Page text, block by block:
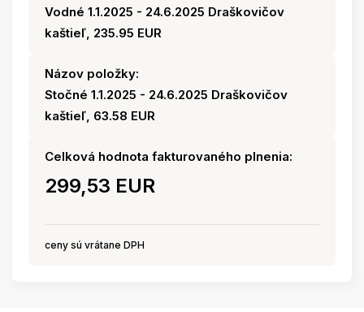
Vodné 1.1.2025 - 24.6.2025 Draškovičov
kaštieľ, 235.95 EUR
Názov položky:
Stočné 1.1.2025 - 24.6.2025 Draškovičov
kaštieľ, 63.58 EUR
Celková hodnota fakturovaného plnenia:
299,53 EUR
ceny sú vrátane DPH